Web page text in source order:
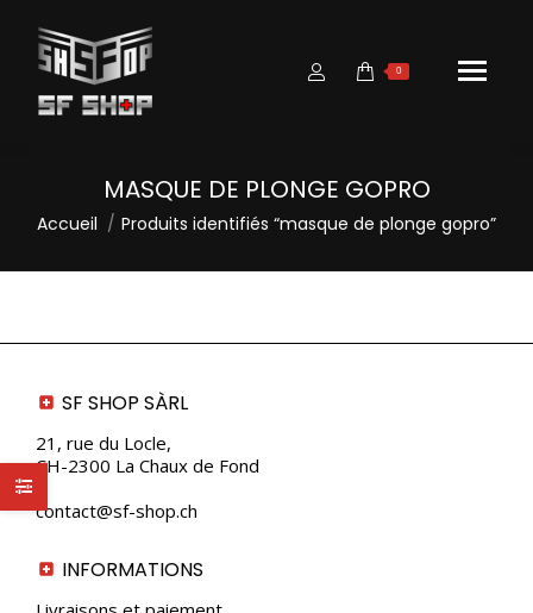
0
MASQUE DE PLONGE GOPRO
Vous êtes ici :
Accueil Produits identifiés “masque de plonge gopro”
SF SHOP SÀRL
21, rue du Locle,
CH-2300 La Chaux de Fond
contact@sf-shop.ch
INFORMATIONS